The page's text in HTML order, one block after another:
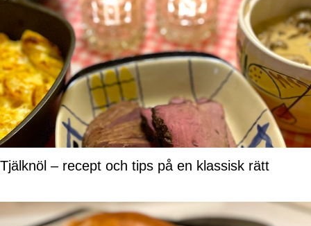
Tjälknöl – recept och tips på en klassisk rätt